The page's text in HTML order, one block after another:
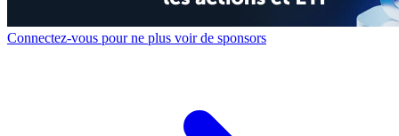
Connectez-vous pour ne plus voir de sponsors